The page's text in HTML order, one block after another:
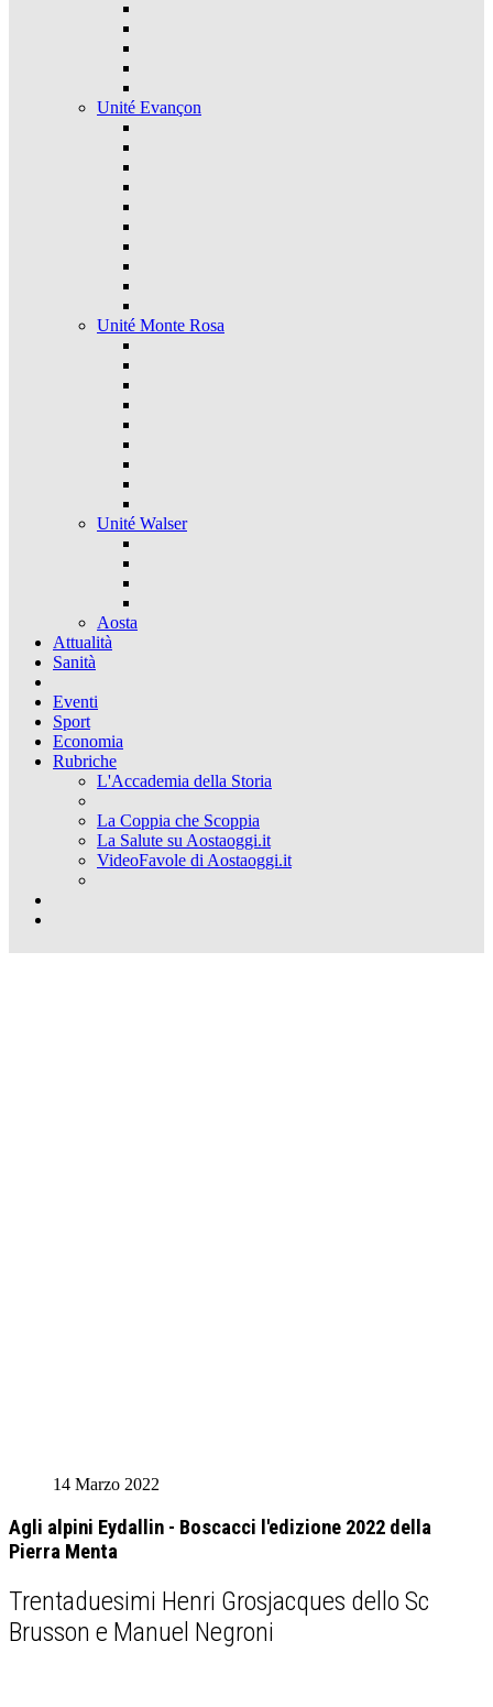
Unité Evançon
Unité Monte Rosa
Unité Walser
Aosta
Attualità
Sanità
Eventi
Sport
Economia
Rubriche
L'Accademia della Storia
La Coppia che Scoppia
La Salute su Aostaoggi.it
VideoFavole di Aostaoggi.it
14 Marzo 2022
Agli alpini Eydallin - Boscacci l'edizione 2022 della
Pierra Menta
Trentaduesimi Henri Grosjacques dello Sc
Brusson e Manuel Negroni